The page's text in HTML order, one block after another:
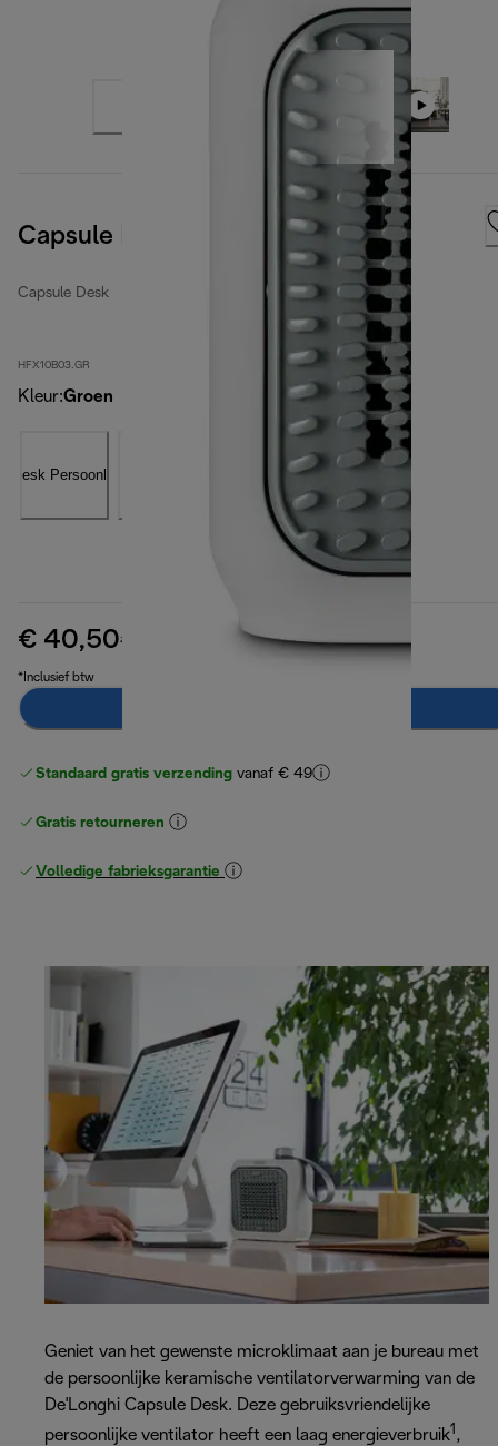
Capsule Desk
Capsule Desk
HFX10B03.GR
Kleur:Groen
€ 40,50€ 58,90 originele prijs € 58,90
*Inclusief btw
Standaard gratis verzending vanaf € 49
Gratis retourneren
Volledige fabrieksgarantie
Geniet van het gewenste microklimaat aan je bureau met
de persoonlijke keramische ventilatorverwarming van de
De'Longhi Capsule Desk. Deze gebruiksvriendelijke
persoonlijke ventilator heeft een laag energieverbruik1 ,